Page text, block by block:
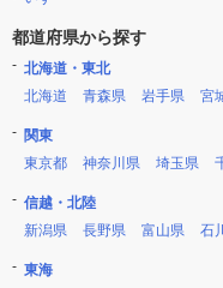
都道府県から探す
北海道・東北
北海道
青森県 岩手県 宮
関東
東京都
神奈川県 埼玉県
信越・北陸
新潟県
長野県 富山県 石
東海